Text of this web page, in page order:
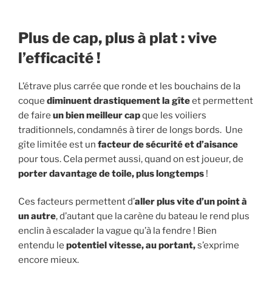
Plus de cap, plus à plat : vive
l’efficacité !
L’étrave plus carrée que ronde et les bouchains de la
coque diminuent drastiquement la gîteet permettent
de faire un bien meilleur capque les voiliers
traditionnels, condamnés à tirer de longs bords. Une
gîte limitée est un facteur de sécuritéet d’aisance
pour tous. Cela permet aussi, quand on est joueur, de
porter davantage de toile, plus longtemps !
Ces facteurs permettent d’aller plus vite d’un point à
un autre, d’autant que la carène du bateau le rend plus
enclin à escalader la vague qu’à la fendre ! Bien
entendu le potentiel vitesse,au portant,s’exprime
encore mieux.